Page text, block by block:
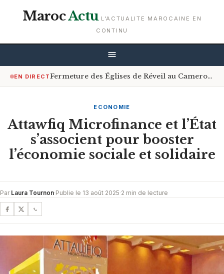
MarocActu L'ACTUALITE MAROCAINE EN
CONTINU
EN DIRECT Fermeture des Églises de Réveil au Cameroun : Le Gouvernement Encourage le Respect de la Loi
ECONOMIE
Attawfiq Microfinance et l’État
s’associent pour booster
l’économie sociale et solidaire
Par Laura Tournon·Publie le 13 août 2025·2 min de lecture